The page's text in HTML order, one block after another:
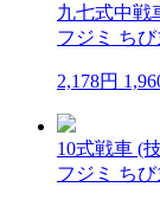
九七式中戦
フジミ ち
2,178円
10式戦車 (
フジミ ち